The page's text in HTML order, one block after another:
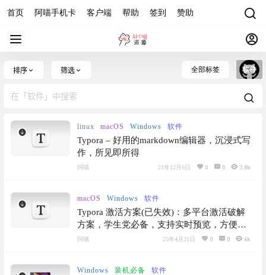
首页 阿喵手机卡 客户端 帮助 签到 赞助
排序 筛选 全部标签 软件
linux macOS Windows 软件
Typora – 好用的markdown编辑器，沉浸式写
作，所见即所得
阿喵 21年12月6日 0 0 3.8k
macOS Windows 软件
Typora 激活方案(已失效)：多平台激活破解
方案，学生党必备，支持实时预览，方便用
户创作和编辑 Markdown 文档
阿喵 25年4月21日 0 0 6k
Windows 装机必备 软件